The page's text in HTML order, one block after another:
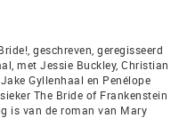
geschreven, geregisseerd
met Jessie Buckley, Christian
Gyllenhaal en Penélope
The Bride of Frankenstein
is van de roman van Mary